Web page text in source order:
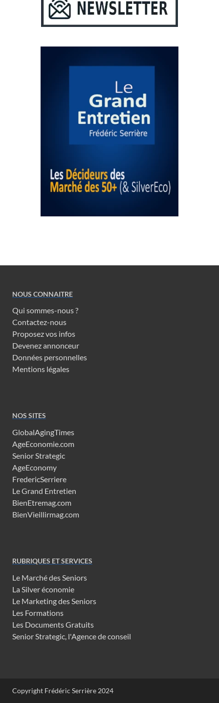
NOUS CONNAITRE
Qui sommes-nous ?
Contactez-nous
Proposez vos infos
Devenez annonceur
Données personnelles
Mentions légales
NOS SITES
GlobalAgingTimes
AgeEconomie.com
Senior Strategic
AgeEconomy
FredericSerriere
Le Grand Entretien
BienEtremag.com
BienVieillirmag.com
RUBRIQUES ET SERVICES
Le Marché des Seniors
La Silver économie
Le Marketing des Seniors
Les Formations
Les Documents Gratuits
Senior Strategic, l'Agence de conseil
Copyright Frédéric Serrière 2024